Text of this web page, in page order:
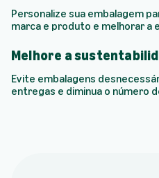
Personalize sua embalagem
marca e produto e melhorar a
Melhore a
Evite embalagens
entregas e diminua o número